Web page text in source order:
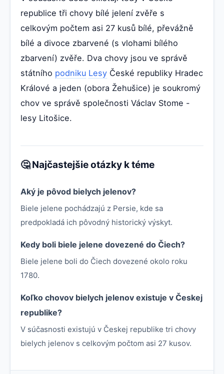
republice tři chovy bílé jelení zvěře s
celkovým počtem asi 27 kusů bílé, převážně
bílé a divoce zbarvené (s vlohami bílého
zbarvení) zvěře. Dva chovy jsou ve správě
státního podniku Lesy České republiky Hradec
Králové a jeden (obora Žehušice) je soukromý
chov ve správě společnosti Václav Stome -
lesy Litošice.
🤔 Najčastejšie otázky k téme
Aký je pôvod bielych jelenov?
Biele jelene pochádzajú z Persie, kde sa
predpokladá ich pôvodný historický výskyt.
Kedy boli biele jelene dovezené do Čiech?
Biele jelene boli do Čiech dovezené okolo roku
1780.
Koľko chovov bielych jelenov existuje v Českej
republike?
V súčasnosti existujú v Českej republike tri chovy
bielych jelenov s celkovým počtom asi 27 kusov.